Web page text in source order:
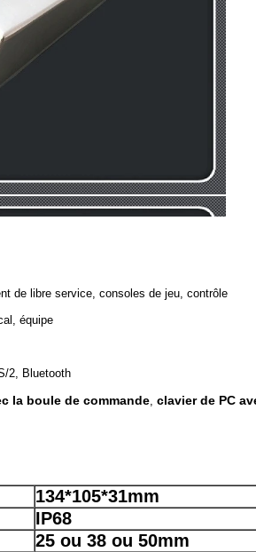
de libre service, consoles de jeu, contrôle
équipe
2, Bluetooth
la boule de commande, clavier de PC
134*105*31mm
IP68
25 ou 38 ou 50mm